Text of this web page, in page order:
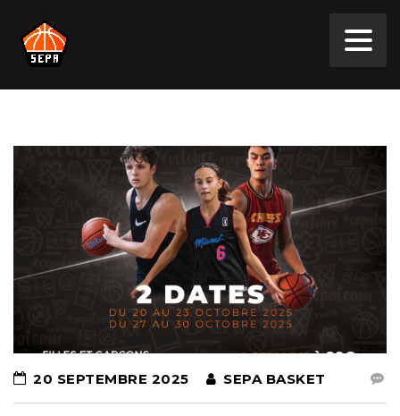
20 SEPTEMBRE 2025 SEPA BASKET